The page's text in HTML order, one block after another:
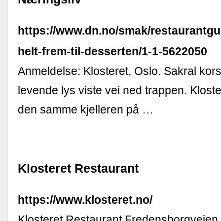
https://www.dn.no/smak/
helt-frem-til-desserten/1-1-5622050
Anmeldelse: Klosteret, Oslo. Sakral
levende lys viste vei ned trappen.
den samme kjelleren på …
Klosteret Restaurant
https://www.klosteret.no/